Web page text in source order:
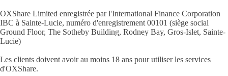
OXShare Limited enregistrée par l'International Finance Corporation
IBC à Sainte-Lucie, numéro d'enregistrement 00101 (siège social
Ground Floor, The Sotheby Building, Rodney Bay, Gros-Islet, Sainte-
Lucie)
Les clients doivent avoir au moins 18 ans pour utiliser les services
d'OXShare.